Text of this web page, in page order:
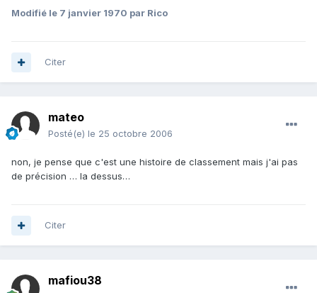
Modifié le 7 janvier 1970 par Rico
Citer
mateo
Posté(e) le 25 octobre 2006
non, je pense que c'est une histoire de classement mais j'ai pas
de précision … la dessus…
Citer
mafiou38